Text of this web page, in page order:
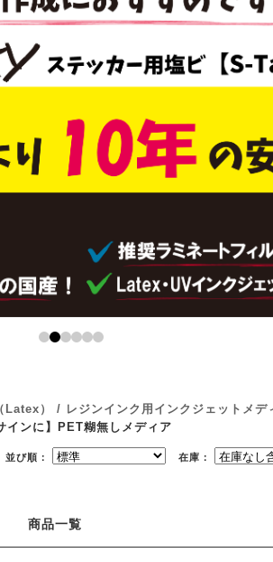
Latex） / レジンインク用インクジェットメデ
インに】PET糊無しメディア
並び順： 在庫：
商品一覧